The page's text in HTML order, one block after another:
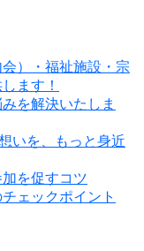
）・福祉施設・宗
ます！
を解決いたしま
いを、もっと身近
を促すコツ
ェックポイント